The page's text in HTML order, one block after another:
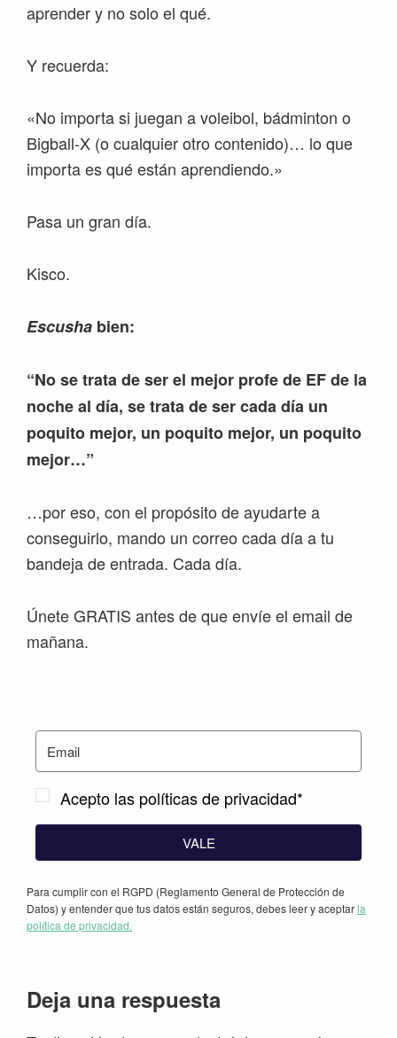
aprender y no solo el qué.
Y recuerda:
«No importa si juegan a voleibol, bádminton o
Bigball-X (o cualquier otro contenido)… lo que
importa es qué están aprendiendo.»
Pasa un gran día.
Kisco.
Escusha bien:
“No se trata de ser el mejor profe de EF de la
noche al día, se trata de ser cada día un
poquito mejor, un poquito mejor, un poquito
mejor…”
…por eso, con el propósito de ayudarte a
conseguirlo, mando un correo cada día a tu
bandeja de entrada. Cada día.
Únete GRATIS antes de que envíe el email de
mañana.
Acepto las políticas de privacidad*
VALE
Para cumplir con el RGPD (Reglamento General de Protección de
Datos) y entender que tus datos están seguros, debes leer y aceptarla
política de privacidad.
Interacciones
Deja una respuesta